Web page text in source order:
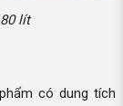
lít
có dung tích